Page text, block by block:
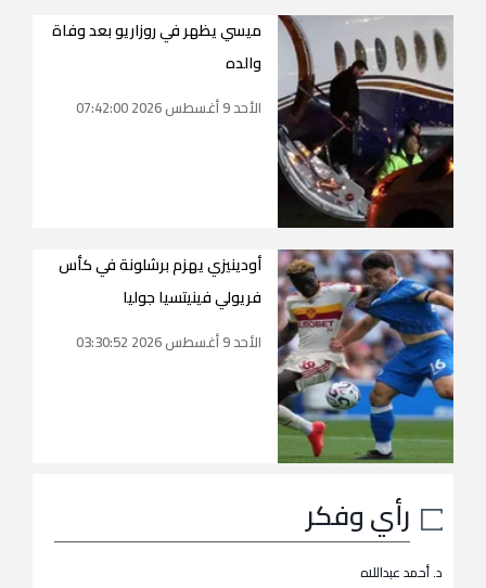
ميسي يظهر في روزاريو بعد وفاة
والده
الأحد 9 أغسطس 2026 07:42:00
أودينيزي يهزم برشلونة في كأس
فريولي فينيتسيا جوليا
الأحد 9 أغسطس 2026 03:30:52
رأي وفكر
د. أحمد عبداللاه